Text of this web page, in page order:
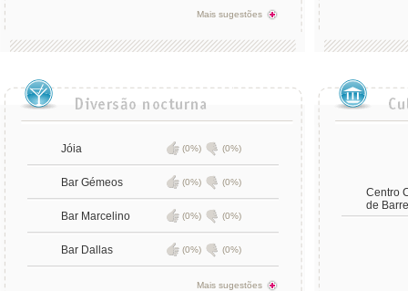
Mais sugestões
Jóia (0%) (0%)
Bar Gémeos (0%) (0%)
Bar Marcelino (0%) (0%)
Bar Dallas (0%) (0%)
Mais sugestões
Centro
de